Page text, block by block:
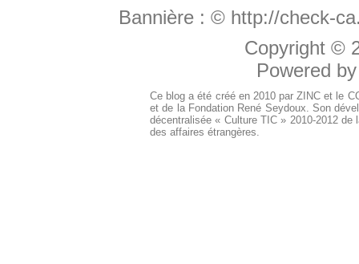
Bannière : © http://check-
Copyright ©
Powered
Ce blog a été créé en 2010 par ZINC et le
et de la Fondation René Seydoux. Son
décentralisée « Culture TIC » 2010-2012
des affaires étrangères.